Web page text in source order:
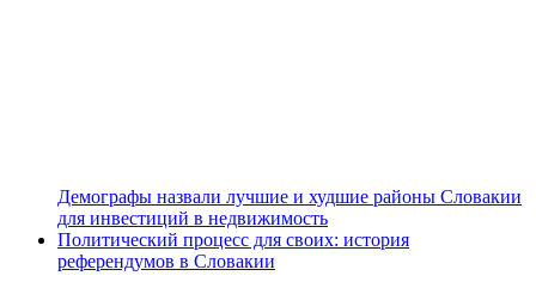
Демографы назвали лучшие и худшие районы Словакии
для инвестиций в недвижимость
Политический процесс для своих: история
референдумов в Словакии